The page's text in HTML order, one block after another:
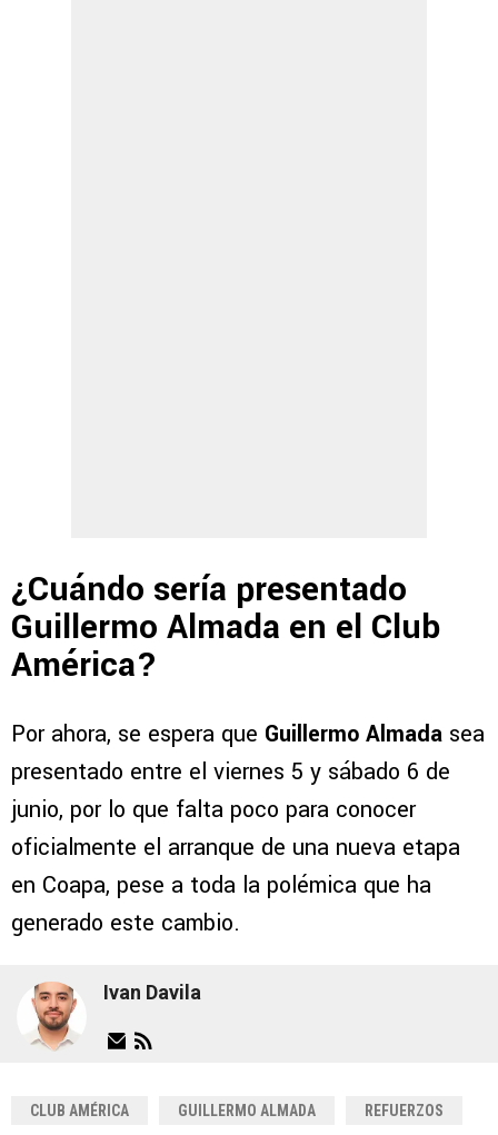
¿Cuándo sería presentado
Guillermo Almada en el Club
América?
Por ahora, se espera que Guillermo Almada sea
presentado entre el viernes 5 y sábado 6 de
junio, por lo que falta poco para conocer
oficialmente el arranque de una nueva etapa
en Coapa, pese a toda la polémica que ha
generado este cambio.
Ivan Davila
CLUB AMÉRICA GUILLERMO ALMADA REFUERZOS